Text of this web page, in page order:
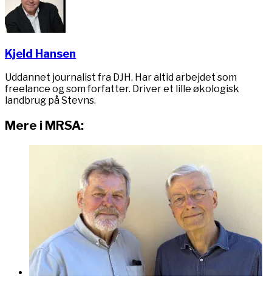
Kjeld Hansen
Uddannet journalist fra DJH. Har altid arbejdet som
freelance og som forfatter. Driver et lille økologisk
landbrug på Stevns.
Mere i MRSA: